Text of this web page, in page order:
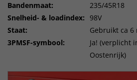
Bandenmaat:
235/45R18
Snelheid- & loadindex: 98V
Staat:
Gebruikt ca
3PMSF-symbool:
Ja! (verplicht
Oostenrijk)